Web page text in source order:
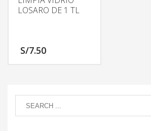
LOSARO DE 1 TL
S/7.50